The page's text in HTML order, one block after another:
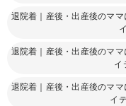
退院着｜産後・出産後のマ
退院着｜産後・出産後のマ
イ
退院着｜産後・出産後のマ
イ